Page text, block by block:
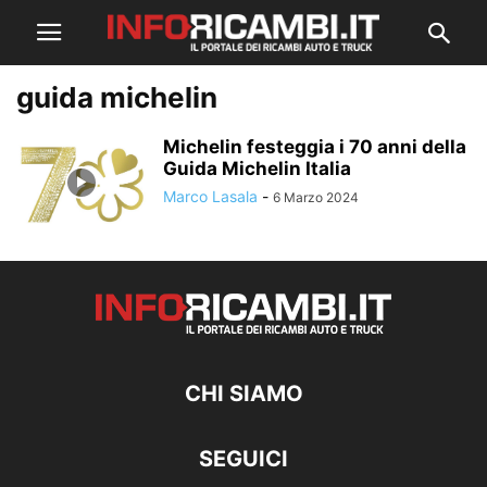
guida michelin
Michelin festeggia i 70 anni della
Guida Michelin Italia
Marco Lasala - 6 Marzo 2024
CHI SIAMO
SEGUICI